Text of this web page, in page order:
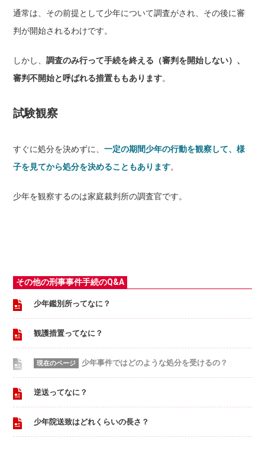
通常は、その前提として少年について調査がされ、その後に審
判が開始されるわけです。
しかし、調査のみ行って手続を終える（審判を開始しない）、
審判不開始と呼ばれる措置ももあります。
試験観察
すぐに処分を決めずに、一定の期間少年の行動を観察して、様
子を見てから処分を決めることもあります。
少年を観察するのは家庭裁判所の調査官です。
その他の刑事事件手続のQ&A
少年鑑別所ってなに？
観護措置ってなに？
少年事件ではどのような処分を受けるの？
逆送ってなに？
少年院送致はどれくらいの長さ？